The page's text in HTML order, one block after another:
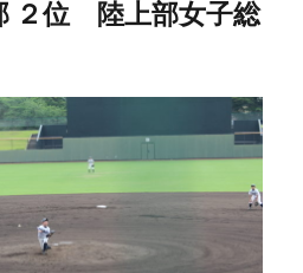
２位 陸上部女子総